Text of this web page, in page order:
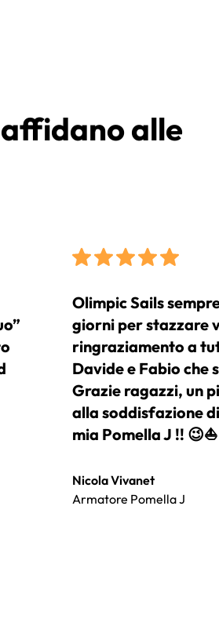
alle
Olimpic Sails
giorni per stazzare
ringraziamento a
Davide e Fabio
Grazie ragazzi, un
alla soddisfazione
mia Pomella J !! 😉⛵️
Nicola Vivanet
Armatore Pomella J